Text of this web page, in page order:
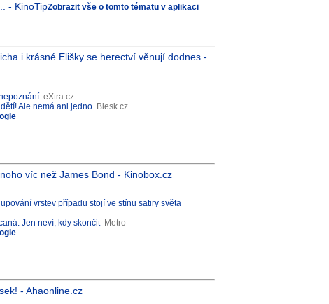
- KinoTipZobrazit vše o tomto tématu v aplikaci
i krásné Elišky se herectví věnují dodnes -
eXtra.cz
Ale nemá ani jedno Blesk.cz
víc než James Bond - Kinobox.cz
vrstev případu stojí ve stínu satiry světa
Jen neví, kdy skončit Metro
- Ahaonline.cz